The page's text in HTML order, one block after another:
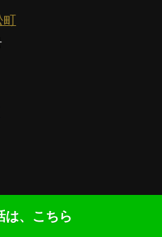
町
は、こちら